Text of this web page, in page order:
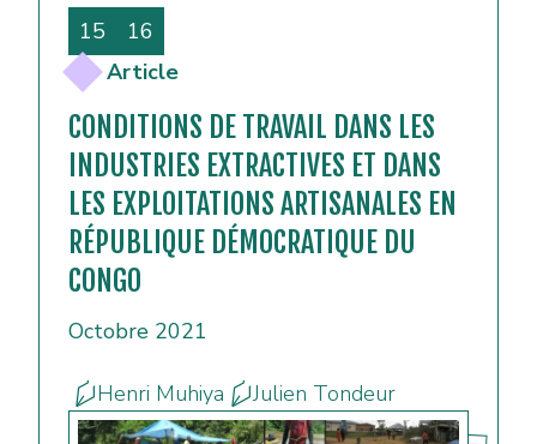
Article
CONDITIONS DE TRAVAIL DANS LES
INDUSTRIES EXTRACTIVES ET DANS
LES EXPLOITATIONS ARTISANALES EN
RÉPUBLIQUE DÉMOCRATIQUE DU
CONGO
Octobre 2021
Henri Muhiya Julien Tondeur
15 16